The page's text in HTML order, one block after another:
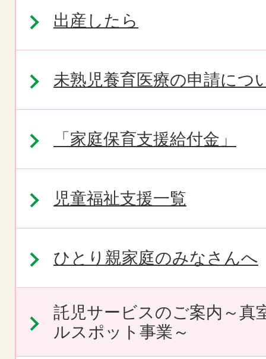
出産したら
未熟児養育医療の申請につ
「家庭保育支援給付金」
児童福祉支援一覧
ひとり親家庭のみなさんへ
託児サービスのご案内～真
ルスポット事業～